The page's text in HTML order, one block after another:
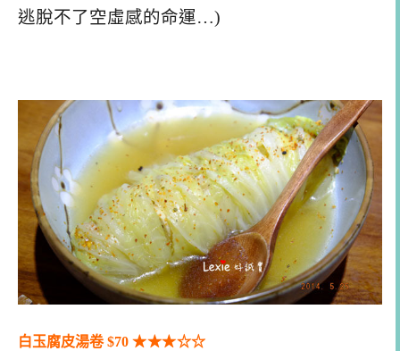
逃脫不了空虛感的命運…)
白玉腐皮湯卷 $70 ★★★☆☆